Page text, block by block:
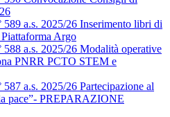
589 a.s. 2025/26 Inserimento libri di
Argo
588 a.s. 2025/26 Modalità operative
PNRR PCTO STEM e
a.s. 2025/26 Partecipazione al
pace”- PREPARAZIONE